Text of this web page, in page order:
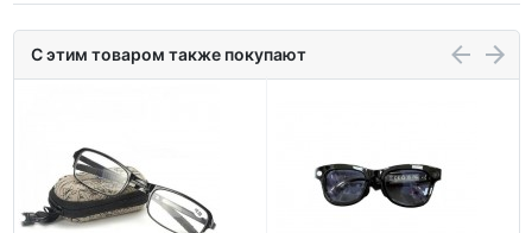
С этим товаром также покупают